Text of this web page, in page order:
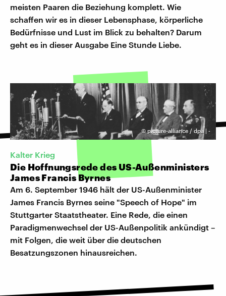
meisten Paaren die Beziehung komplett. Wie
schaffen wir es in dieser Lebensphase, körperliche
Bedürfnisse und Lust im Blick zu behalten? Darum
geht es in dieser Ausgabe Eine Stunde Liebe.
©picture-alliance / dpa | -
Kalter Krieg
Die Hoffnungsrede des US-Außenministers
James Francis Byrnes
Am 6. September 1946 hält der US-Außenminister
James Francis Byrnes seine "Speech of Hope" im
Stuttgarter Staatstheater. Eine Rede, die einen
Paradigmenwechsel der US-Außenpolitik ankündigt –
mit Folgen, die weit über die deutschen
Besatzungszonen hinausreichen.